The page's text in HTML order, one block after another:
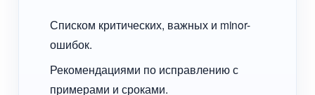
Списком критических, важных и minor-
ошибок.
Рекомендациями по исправлению с
примерами и сроками.